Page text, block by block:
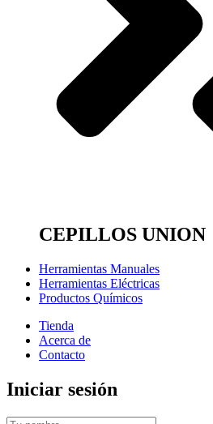
CEPILLOS UNION
Herramientas Manuales
Herramientas Eléctricas
Productos Químicos
Tienda
Acerca de
Contacto
Iniciar sesión